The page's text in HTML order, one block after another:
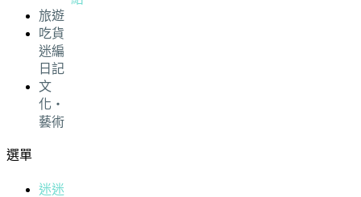
旅遊
吃貨
迷編
日記
文
化・
藝術
選單
迷迷